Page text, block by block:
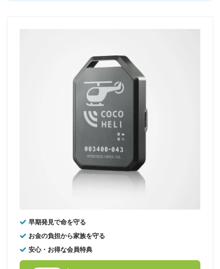
早期発見で命を守る
お金の負担から家族を守る
安心・お得な会員特典